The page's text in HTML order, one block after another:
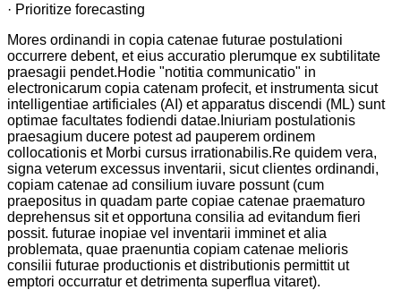
· Prioritize forecasting
Mores ordinandi in copia catenae futurae postulationi
occurrere debent, et eius accuratio plerumque ex subtilitate
praesagii pendet.Hodie "notitia communicatio" in
electronicarum copia catenam profecit, et instrumenta sicut
intelligentiae artificiales (AI) et apparatus discendi (ML) sunt
optimae facultates fodiendi datae.Iniuriam postulationis
praesagium ducere potest ad pauperem ordinem
collocationis et Morbi cursus irrationabilis.Re quidem vera,
signa veterum excessus inventarii, sicut clientes ordinandi,
copiam catenae ad consilium iuvare possunt (cum
praepositus in quadam parte copiae catenae praematuro
deprehensus sit et opportuna consilia ad evitandum fieri
possit. futurae inopiae vel inventarii imminet et alia
problemata, quae praenuntia copiam catenae melioris
consilii futurae productionis et distributionis permittit ut
emptori occurratur et detrimenta superflua vitaret).